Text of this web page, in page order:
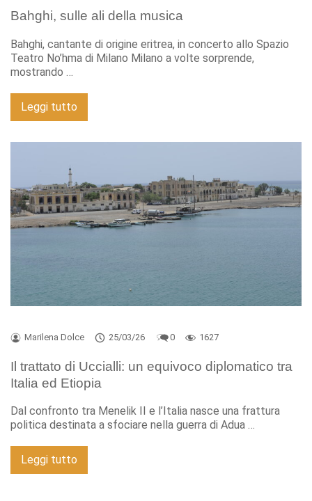
Bahghi, sulle ali della musica
Bahghi, cantante di origine eritrea, in concerto allo Spazio
Teatro No’hma di Milano Milano a volte sorprende,
mostrando …
Leggi tutto
Marilena Dolce 25/03/26 0 1627
Il trattato di Uccialli: un equivoco diplomatico tra
Italia ed Etiopia
Dal confronto tra Menelik II e l’Italia nasce una frattura
politica destinata a sfociare nella guerra di Adua …
Leggi tutto